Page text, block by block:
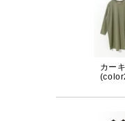
カーキ